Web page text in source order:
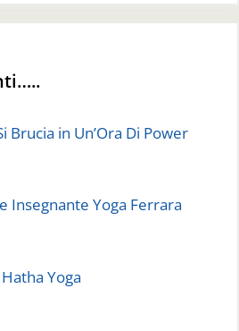
Brucia in Un’Ora Di Power
Insegnante Yoga Ferrara
Hatha Yoga